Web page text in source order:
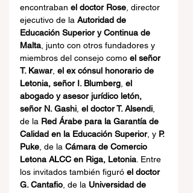
encontraban el doctor Rose , director
ejecutivo de la Autoridad de
Educación Superior y Continua de
Malta , junto con otros fundadores y
miembros del consejo como el señor
T. Kawar, el ex cónsul honorario de
Letonia, señor I. Blumberg el
abogado y asesor jurídico letón,
señor N. Gashi el doctor T. Alsendi
de la Red Árabe para la Garantía de
Calidad en la Educación Superior, y P.
Puke , de la Cámara de Comercio
Letona ALCC en Riga, Letonia . Entre
los invitados también figuró el doctor
G. Cantafio , de la Universidad de